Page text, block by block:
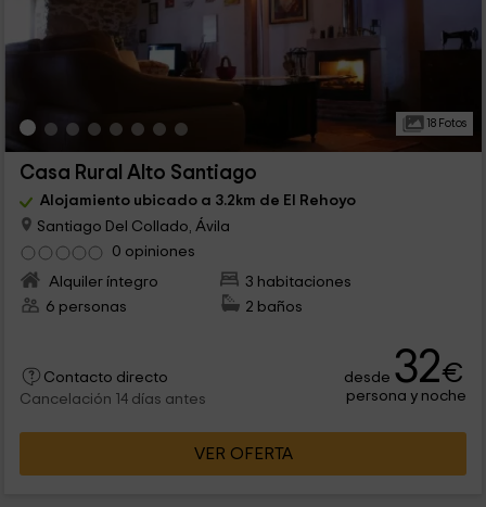
18 Fotos
Casa Rural Alto Santiago
Alojamiento ubicado a 3.2km de El Rehoyo
Santiago Del Collado, Ávila
0 opiniones
Alquiler íntegro
3 habitaciones
6 personas
2 baños
Contacto directo
Cancelación 14 días antes
desde 32€
persona y noche
VER OFERTA